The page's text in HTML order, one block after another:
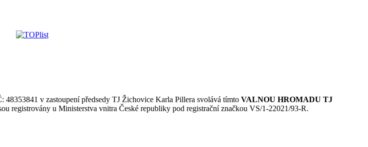
v zastoupení předsedy TJ Žichovice Karla Pillera svolává tímto VALNOU HROMADU TJ
registrovány u Ministerstva vnitra České republiky pod registrační značkou VS/1-22021/93-R.